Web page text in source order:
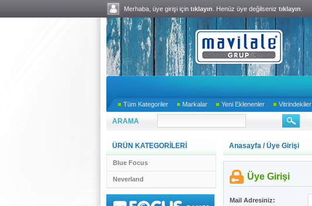
Merhaba, üye girişi için tıklayın . Henüz üye değilseniz tıklayın
Tüm Kategoriler Markalar Yeni Eklenenler Vitrindekiler
ARAMA
ÜRÜN KATEGORİLERİ
Blue Focus
Neverland
Anasayfa / Üye Girişi
Üye Girişi
Mail Adresiniz: